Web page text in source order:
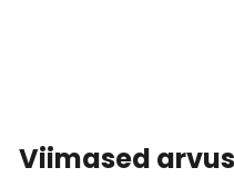
Viimased